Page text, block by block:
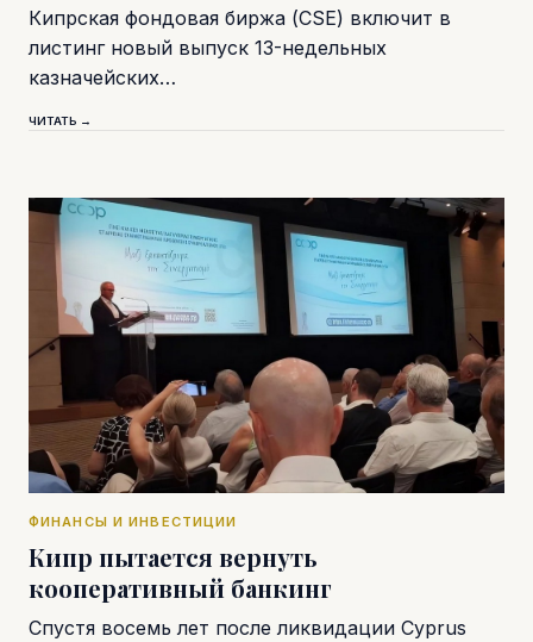
Кипрская фондовая биржа (CSE) включит в
листинг новый выпуск 13-недельных
казначейских…
ЧИТАТЬ →
ФИНАНСЫ И ИНВЕСТИЦИИ
Кипр пытается вернуть
кооперативный банкинг
Спустя восемь лет после ликвидации Cyprus